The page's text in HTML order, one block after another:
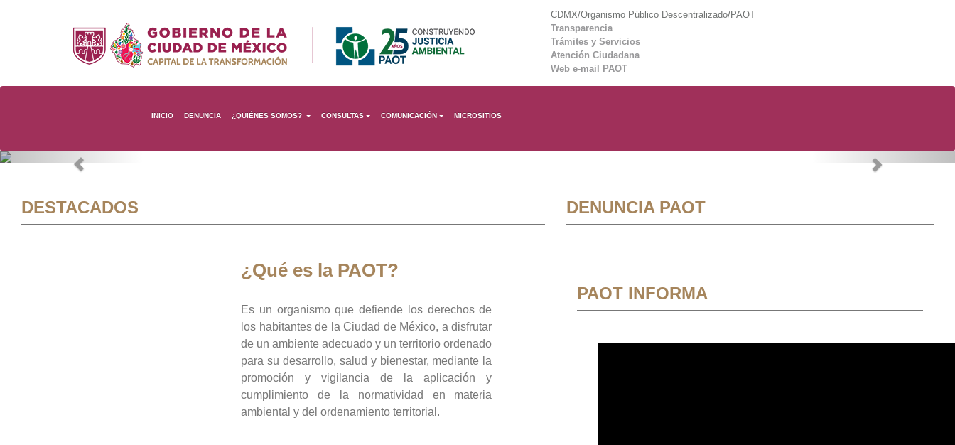
CDMX/Organismo Público Descentralizado/PAOT
Transparencia
Trámites y Servicios
Atención Ciudadana
Web e-mail PAOT
INICIO DENUNCIA ¿QUIÉNES SOMOS? CONSULTAS COMUNICACIÓN MICROSITIOS
Previous Next
DESTACADOS
¿Qué es la PAOT?
Es un organismo que defiende los derechos de
los habitantes de la Ciudad de México, a disfrutar
de un ambiente adecuado y un territorio ordenado
para su desarrollo, salud y bienestar, mediante la
promoción y vigilancia de la aplicación y
cumplimiento de la normatividad en materia
ambiental y del ordenamiento territorial.
DENUNCIA PAOT
PAOT INFORMA